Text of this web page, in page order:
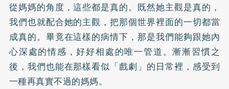
從媽媽的角度，這些都是真的。既然她主觀是真的，
我們也就配合她的主觀，把那個世界裡面的一切都當
成真的。畢竟在這樣的病情下，那是我們能夠跟她內
心深處的情感，好好相處的唯一管道。漸漸習慣之
後，我們也能在那樣看似「戲劇」的日常裡，感受到
一種再真實不過的媽媽。